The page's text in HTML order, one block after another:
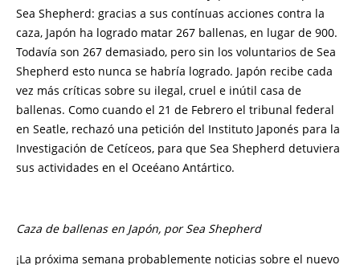
Sea Shepherd: gracias a sus contínuas acciones contra la
caza, Japón ha logrado matar 267 ballenas, en lugar de 900.
Todavía son 267 demasiado, pero sin los voluntarios de Sea
Shepherd esto nunca se habría logrado. Japón recibe cada
vez más críticas sobre su ilegal, cruel e inútil casa de
ballenas. Como cuando el 21 de Febrero el tribunal federal
en Seatle, rechazó una petición del Instituto Japonés para la
Investigación de Cetíceos, para que Sea Shepherd detuviera
sus actividades en el Oceéano Antártico.
Caza de ballenas en Japón, por Sea Shepherd
¡La próxima semana probablemente noticias sobre el nuevo